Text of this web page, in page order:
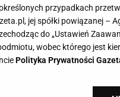
przypadkach
jej spółki powiązanej –
do „Ustawień
wobec którego jest
Polityka Prywatności